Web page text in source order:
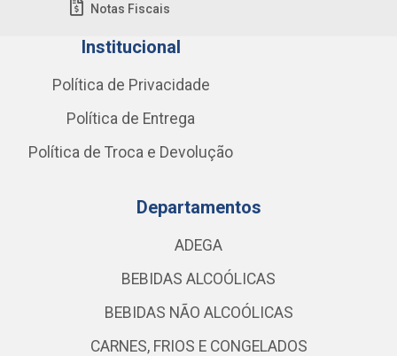
Notas Fiscais
Institucional
Política de Privacidade
Política de Entrega
Política de Troca e Devolução
Departamentos
ADEGA
BEBIDAS ALCOÓLICAS
BEBIDAS NÃO ALCOÓLICAS
CARNES, FRIOS E CONGELADOS